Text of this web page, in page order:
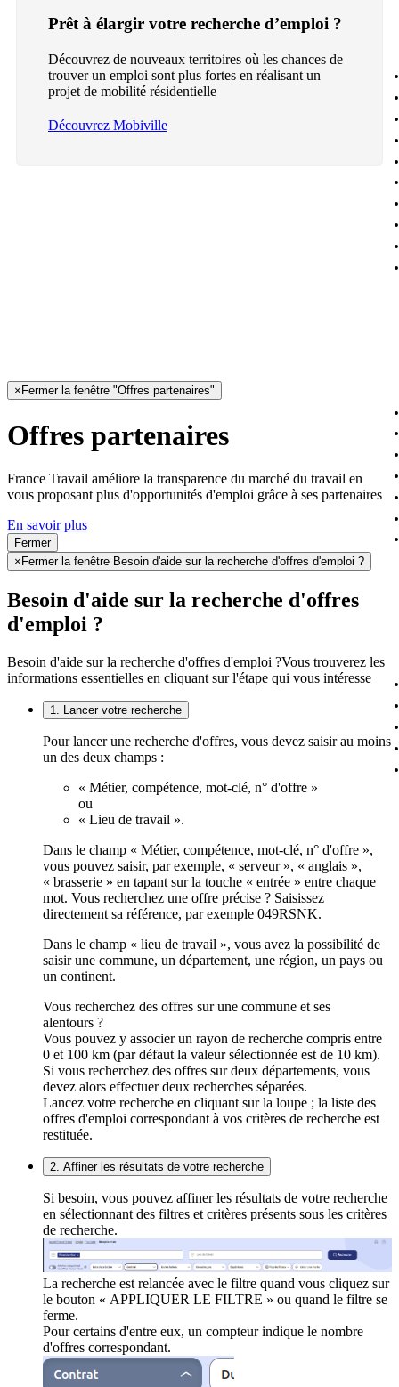
Prêt à élargir votre recherche d’emploi ?
Découvrez de nouveaux territoires où les chances de
trouver un emploi sont plus fortes en réalisant un
projet de mobilité résidentielle
Découvrez Mobiville
× Fermer la fenêtre "Offres partenaires"
Offres partenaires
France Travail améliore la transparence du marché du travail en
vous proposant plus d'opportunités d'emploi grâce à ses partenaires
En savoir plus
Fermer
× Fermer la fenêtre Besoin d'aide sur la recherche d'offres d'emploi ?
Besoin d'aide sur la recherche d'offres
d'emploi ?
Besoin d'aide sur la recherche d'offres d'emploi ?Vous trouverez les
informations essentielles en cliquant sur l'étape qui vous intéresse
1. Lancer votre recherche
Pour lancer une recherche d'offres, vous devez saisir au moins
un des deux champs :
« Métier, compétence, mot-clé, n° d'offre »
ou
« Lieu de travail ».
Dans le champ « Métier, compétence, mot-clé, n° d'offre »,
vous pouvez saisir, par exemple, « serveur », « anglais »,
« brasserie » en tapant sur la touche « entrée » entre chaque
mot. Vous recherchez une offre précise ? Saisissez
directement sa référence, par exemple 049RSNK.
Dans le champ « lieu de travail », vous avez la possibilité de
saisir une commune, un département, une région, un pays ou
un continent.
Vous recherchez des offres sur une commune et ses
alentours ?
Vous pouvez y associer un rayon de recherche compris entre
0 et 100 km (par défaut la valeur sélectionnée est de 10 km).
Si vous recherchez des offres sur deux départements, vous
devez alors effectuer deux recherches séparées.
Lancez votre recherche en cliquant sur la loupe ; la liste des
offres d'emploi correspondant à vos critères de recherche est
restituée.
2. Affiner les résultats de votre recherche
Si besoin, vous pouvez affiner les résultats de votre recherche
en sélectionnant des filtres et critères présents sous les critères
de recherche.
La recherche est relancée avec le filtre quand vous cliquez sur
le bouton « APPLIQUER LE FILTRE » ou quand le filtre se
ferme.
Pour certains d'entre eux, un compteur indique le nombre
d'offres correspondant.